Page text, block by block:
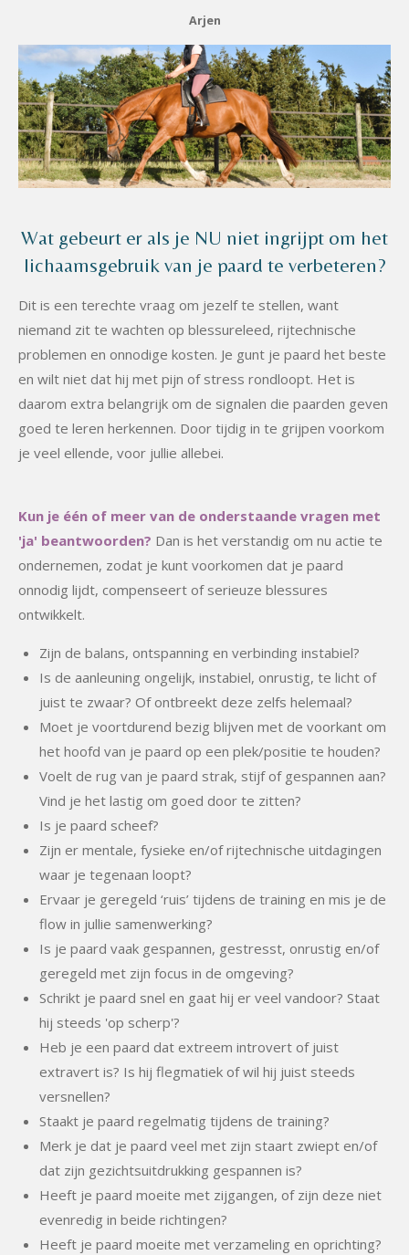
Arjen
Wat gebeurt er als je NU niet ingrijpt om het
lichaamsgebruik van je paard te verbeteren?
Dit is een terechte vraag om jezelf te stellen, want
niemand zit te wachten op blessureleed, rijtechnische
problemen en onnodige kosten. Je gunt je paard het beste
en wilt niet dat hij met pijn of stress rondloopt. Het is
daarom extra belangrijk om de signalen die paarden geven
goed te leren herkennen. Door tijdig in te grijpen voorkom
je veel ellende, voor jullie allebei.
Kun je één of meer van de onderstaande vragen met
'ja' beantwoorden? Dan is het verstandig om nu actie te
ondernemen, zodat je kunt voorkomen dat je paard
onnodig lijdt, compenseert of serieuze blessures
ontwikkelt.
Zijn de balans, ontspanning en verbinding instabiel?
Is de aanleuning ongelijk, instabiel, onrustig, te licht of
juist te zwaar? Of ontbreekt deze zelfs helemaal?
Moet je voortdurend bezig blijven met de voorkant om
het hoofd van je paard op een plek/positie te houden?
Voelt de rug van je paard strak, stijf of gespannen aan?
Vind je het lastig om goed door te zitten?
Is je paard scheef?
Zijn er mentale, fysieke en/of rijtechnische uitdagingen
waar je tegenaan loopt?
Ervaar je geregeld ‘ruis’ tijdens de training en mis je de
flow in jullie samenwerking?
Is je paard vaak gespannen, gestresst, onrustig en/of
geregeld met zijn focus in de omgeving?
Schrikt je paard snel en gaat hij er veel vandoor? Staat
hij steeds 'op scherp'?
Heb je een paard dat extreem introvert of juist
extravert is? Is hij flegmatiek of wil hij juist steeds
versnellen?
Staakt je paard regelmatig tijdens de training?
Merk je dat je paard veel met zijn staart zwiept en/of
dat zijn gezichtsuitdrukking gespannen is?
Heeft je paard moeite met zijgangen, of zijn deze niet
evenredig in beide richtingen?
Heeft je paard moeite met verzameling en oprichting?